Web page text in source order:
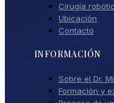
Cirugía
Ubicación
Contacto
INFORMACIÓN
Sobre el Dr.
Formación y